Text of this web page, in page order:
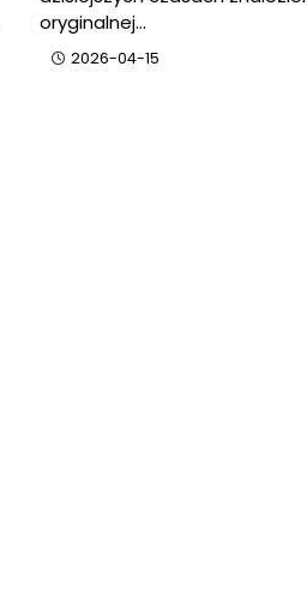
oryginalnej…
2026-04-15